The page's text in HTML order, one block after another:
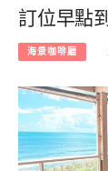
訂位早點
海景咖啡廳